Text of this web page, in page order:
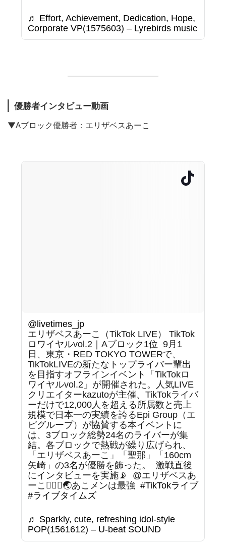
♬ Effort, Achievement, Dedication, Hope,
Corporate VP(1575603) – Lyrebirds music
優勝者インタビュー動画
▼Aブロック優勝者：エリザベスあーこ
@livetimes_jp
エリザベスあーこ（TikTok LIVE） TikTok
ロワイヤルvol.2｜Aブロック1位 ⁡ 9月1
日、東京・RED TOKYO TOWERで、
TikTokLIVEの新たなトップライバー輩出
を目指すオフラインイベント「TikTokロ
ワイヤルvol.2」が開催された。人気LIVE
クリエイターkazutoが主催、TikTokライバ
ーだけで12,000人を超える所属数と売上
規模で日本一の実績を誇るEpi Group（エ
ピグループ）が協賛する本イベントに
は、3ブロック総勢24名のライバーが集
結。各ブロックで熱戦が繰り広げられ、
「エリザベスあーこ」「聖那」「160cm
矢崎」の3名が優勝を飾った。 ⁡ 激戦直後
にインタビューを実施📡 ⁡ @エリザベスあ
ーこ🧜🏻‍♀️🌏あこメンは最強 ⁡ #TikTokライブ
#ライブタイムズ
♬ Sparkly, cute, refreshing idol-style
POP(1561612) – U-beat SOUND